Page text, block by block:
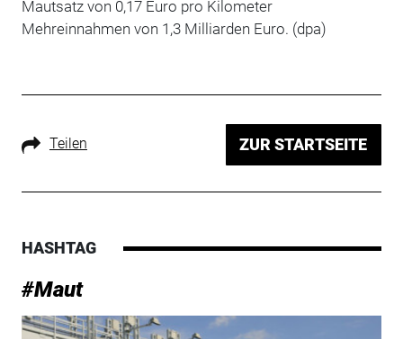
Mautsatz von 0,17 Euro pro Kilometer
Mehreinnahmen von 1,3 Milliarden Euro. (dpa)
Teilen ZUR STARTSEITE
HASHTAG
#Maut